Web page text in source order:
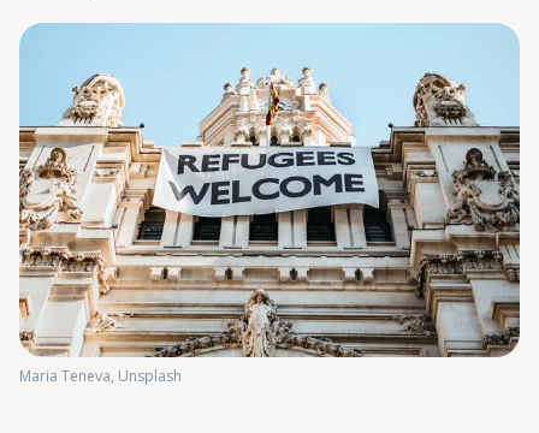
Maria Teneva, Unsplash